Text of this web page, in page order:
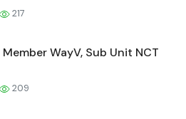
217
WayV, Sub Unit NCT
209